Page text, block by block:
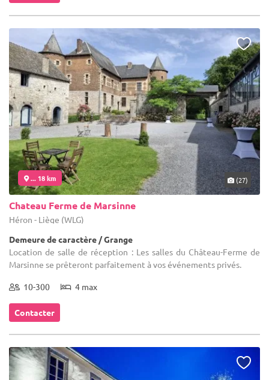
... 18 km (27)
Chateau Ferme de Marsinne
Héron - Liège (WLG)
Demeure de caractère / Grange
Location de salle de réception : Les salles du Château-Ferme de
Marsinne se prêteront parfaitement à vos événements privés.
10-300 4 max
Contacter